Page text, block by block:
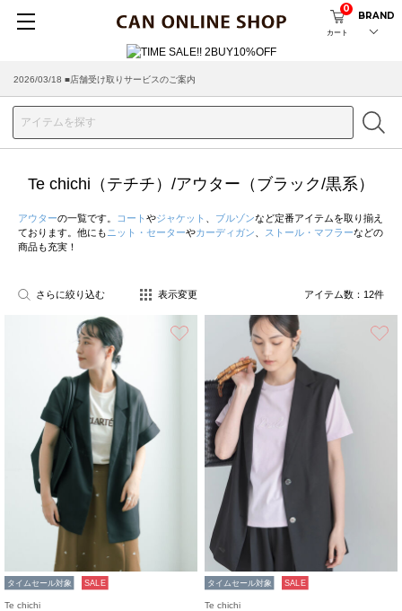
カート
0
BRAND
2026/03/18 ■店舗受け取りサービスのご案内
Te chichi（テチチ）/アウター（ブラック/黒系）
アウターの一覧です。 コート やジャケット ブルゾンなど定番アイテムを取り揃え
ております。他にも ニット・セーターやカーディガン ストール・マフラーなどの
商品も充実！
さらに絞り込む 表示変更 アイテム数： 12件
お気に入り
タイムセール対象 SALE
Te chichi
タイムセール対象 SALE
Te chichi